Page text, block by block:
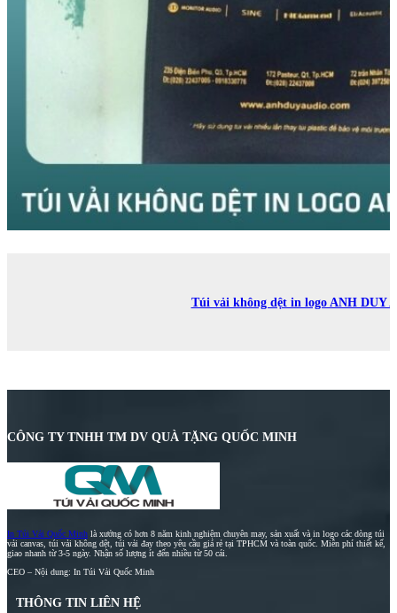
Túi vải không dệt in logo ANH DUY
CÔNG TY TNHH TM DV QUÀ TẶNG QUỐC MINH
In Túi Vải Quốc Minh là xưởng có hơn 8 năm kinh nghiệm chuyên may, sản xuất và in logo các dòng túi
vải canvas, túi vải không dệt, túi vải đay theo yêu cầu giá rẻ tại TPHCM và toàn quốc. Miễn phí thiết kế,
giao nhanh từ 3-5 ngày. Nhận số lượng ít đến nhiều từ 50 cái.
CEO – Nội dung: In Túi Vải Quốc Minh
THÔNG TIN LIÊN HỆ